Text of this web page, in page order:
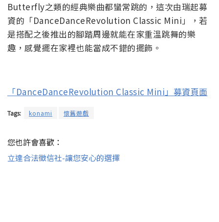
Butterfly之類的經典樂曲都蠻常跳的，這次由瑞起募
資的「DanceDanceRevolution Classic Mini」，若
是搭配之後推出的腳踏周邊就能在家重溫跳舞的樂
趣，感覺擺在家裡也能當成不錯的擺飾。
「DanceDanceRevolution Classic Mini」募資頁面
Tags: konami 懷舊遊戲
您也許會喜歡：
立達合法徵信社-讓您安心的選擇